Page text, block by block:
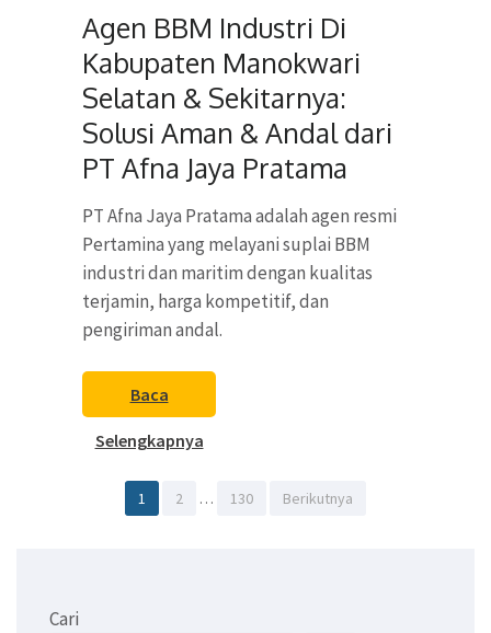
Agen BBM Industri Di
Kabupaten Manokwari
Selatan & Sekitarnya:
Solusi Aman & Andal dari
PT Afna Jaya Pratama
PT Afna Jaya Pratama adalah agen resmi
Pertamina yang melayani suplai BBM
industri dan maritim dengan kualitas
terjamin, harga kompetitif, dan
pengiriman andal.
Baca
Selengkapnya
Halaman
1 Halaman
2 … Halaman
130 Berikutnya
Cari